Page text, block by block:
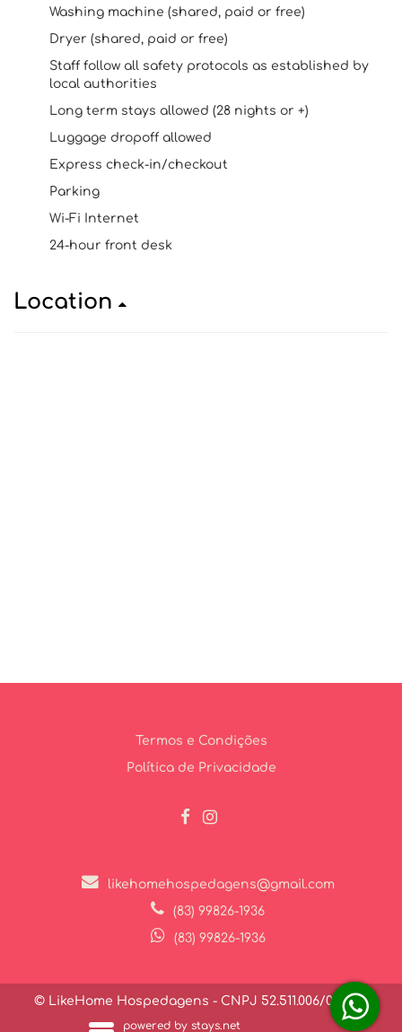
Washing machine (shared, paid or free)
Dryer (shared, paid or free)
Staff follow all safety protocols as established by
local authorities
Long term stays allowed (28 nights or +)
Luggage dropoff allowed
Express check-in/checkout
Parking
Wi-Fi Internet
24-hour front desk
Location
Termos e Condições
Política de Privacidade
likehomehospedagens@gmail.com
(83) 99826-1936
(83) 99826-1936
© LikeHome Hospedagens - CNPJ 52.511.006/0001-27
powered by stays.net